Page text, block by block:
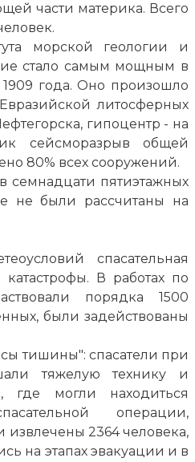
части материка. Всего
морской геологии и
стало самым мощным в
года. Оно произошло
литосферных
гипоцентр - на
сейсморазрыв общей
80% всех сооружений.
семнадцати пятиэтажных
не были рассчитаны на
спасательная
В работах по
порядка 1500
были задействованы
тишины": спасатели при
тяжелую технику и
могли находиться
операции,
2364 человека,
на этапах эвакуации и в